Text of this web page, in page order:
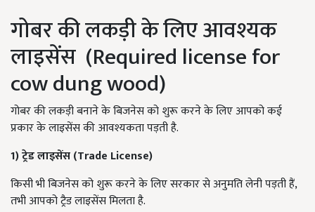
गोबर की लकड़ी के लिए आवश्यक
लाइसेंस (Required license for
cow dung wood)
गोबर की लकड़ी बनाने के बिजनेस को शुरू करने के लिए आपको कई
प्रकार के लाइसेंस की आवश्यकता पड़ती है.
1) ट्रेड लाइसेंस (Trade License)
किसी भी बिजनेस को शुरू करने के लिए सरकार से अनुमति लेनी पड़ती हैं,
तभी आपको ट्रैड लाइसेंस मिलता है.